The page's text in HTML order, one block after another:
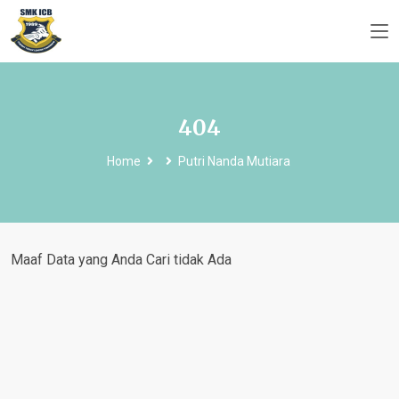
404
Home Putri Nanda Mutiara
Maaf Data yang Anda Cari tidak Ada